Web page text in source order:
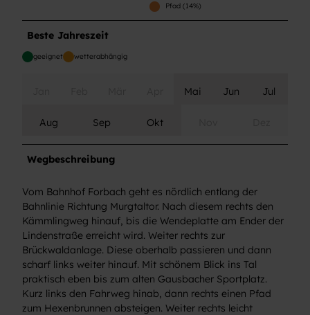
Pfad (14%)
Beste Jahreszeit
geeignet wetterabhängig
Mai Jun Jul
Aug Sep Okt
Wegbeschreibung
Vom Bahnhof Forbach geht es nördlich entlang der
Bahnlinie Richtung Murgtaltor. Nach diesem rechts den
Kämmlingweg hinauf, bis die Wendeplatte am Ender der
Lindenstraße erreicht wird. Weiter rechts zur
Brückwaldanlage. Diese oberhalb passieren und dann
scharf links weiter hinauf. Mit schönem Blick ins Tal
praktisch eben bis zum alten Gausbacher Sportplatz.
Kurz links den Fahrweg hinab, dann rechts einen Pfad
zum Hexenbrunnen absteigen. Weiter rechts leicht